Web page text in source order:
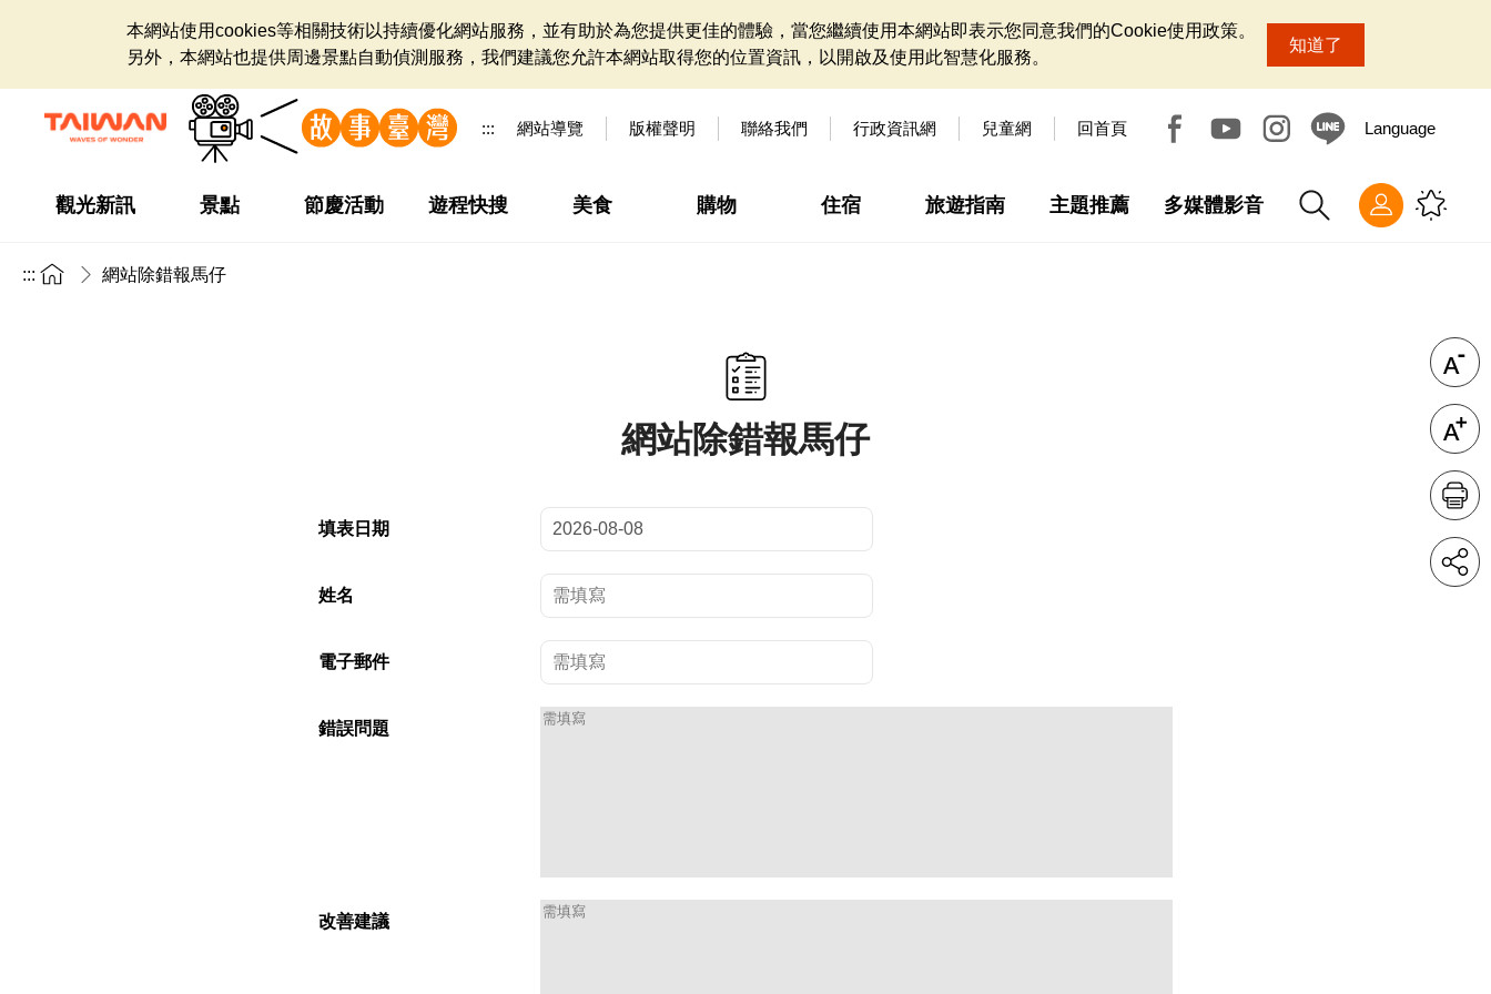
本網站使用cookies等相關技術以持續優化網站服務，並有助於為您提供更佳的體驗，當您繼續使用本網站即表示您同意我們的Cookie使用政策。
另外，本網站也提供周邊景點自動偵測服務，我們建議您允許本網站取得您的位置資訊，以開啟及使用此智慧化服務。
知道了
::: 網站導覽 版權聲明 聯絡我們 行政資訊網 兒童網 回首頁 Language
觀光新訊 景點 節慶活動 遊程快搜 美食 購物 住宿 旅遊指南 主題推薦 多媒體影音
::: 網站除錯報馬仔
網站除錯報馬仔
填表日期
姓名
電子郵件
錯誤問題
改善建議